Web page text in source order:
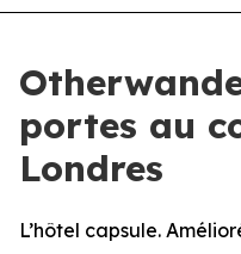
portes au
Londres
L’hôtel capsule.